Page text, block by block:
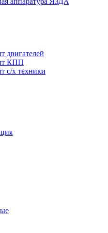
двигателей
КПП
с/х техники